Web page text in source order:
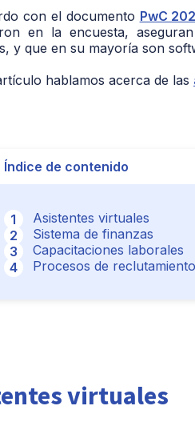
con el documento PwC
en la encuesta,
y que en su mayoría son
hablamos acerca de las
Índice de contenido
Asistentes virtuales
Sistema de finanzas
Capacitaciones laborales
Procesos de
virtuales